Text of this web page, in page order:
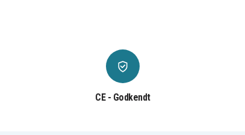
CE - Godkendt